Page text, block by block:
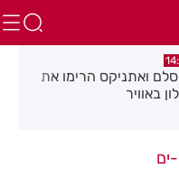
ואתניקס הרימו את
באוויר
ים